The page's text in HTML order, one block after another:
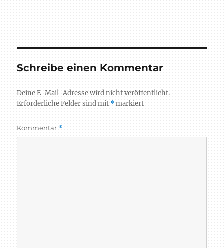
Schreibe einen Kommentar
Deine E-Mail-Adresse wird nicht veröffentlicht.
Erforderliche Felder sind mit *markiert
Kommentar *